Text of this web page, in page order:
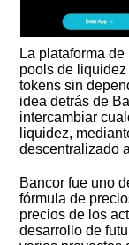
La plataforma
pools de
tokens sin
idea detrás de
intercambiar
liquidez,
descentralizado
Bancor fue uno
fórmula de
precios de los
desarrollo de